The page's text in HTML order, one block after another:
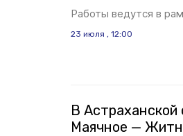
Работы ведутся в
23 июля , 12:00
В
Маячное —